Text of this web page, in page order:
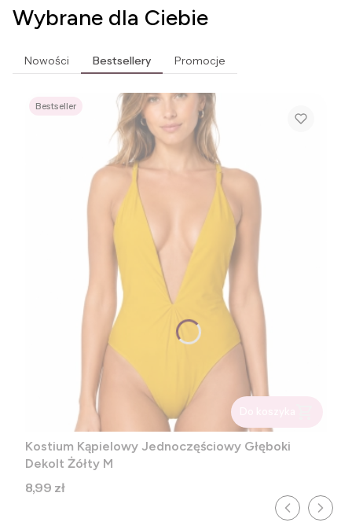
Wybrane dla Ciebie
Nowości Bestsellery Promocje
Bestseller
Kostium Kąpielowy Jednoczęściowy Głęboki
Dekolt Żółty M
Cena
8,99 zł